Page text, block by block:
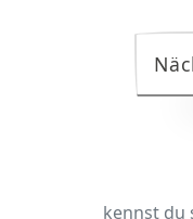
kennst du